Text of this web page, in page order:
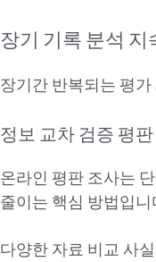
장기 기록 분석
장기간 반복되는 평
정보 교차 검증 평
온라인 평판 조사는
줄이는 핵심 방법입니
다양한 자료 비교 사